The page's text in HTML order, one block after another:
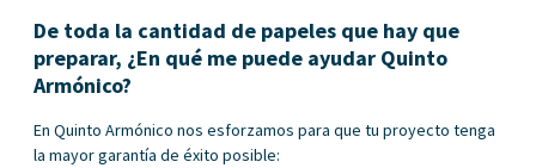
De toda la cantidad de papeles que hay que
preparar, ¿En qué me puede ayudar Quinto
Armónico?
En Quinto Armónico nos esforzamos para que tu proyecto tenga
la mayor garantía de éxito posible: